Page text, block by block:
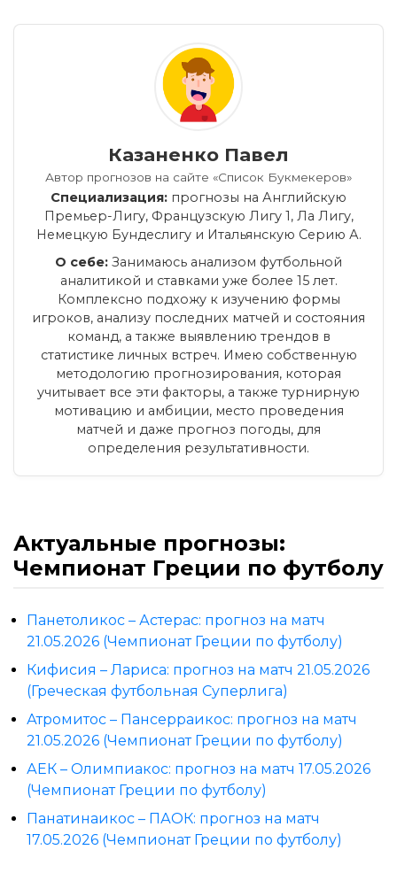
Казаненко Павел
Автор прогнозов на сайте «Список Букмекеров»
Специализация: прогнозы на Английскую
Премьер-Лигу, Французскую Лигу 1, Ла Лигу,
Немецкую Бундеслигу и Итальянскую Серию А.
О себе: Занимаюсь анализом футбольной
аналитикой и ставками уже более 15 лет.
Комплексно подхожу к изучению формы
игроков, анализу последних матчей и состояния
команд, а также выявлению трендов в
статистике личных встреч. Имею собственную
методологию прогнозирования, которая
учитывает все эти факторы, а также турнирную
мотивацию и амбиции, место проведения
матчей и даже прогноз погоды, для
определения результативности.
Актуальные прогнозы:
Чемпионат Греции по футболу
Панетоликос – Астерас: прогноз на матч
21.05.2026 (Чемпионат Греции по футболу)
Кифисия – Лариса: прогноз на матч 21.05.2026
(Греческая футбольная Суперлига)
Атромитос – Пансерраикос: прогноз на матч
21.05.2026 (Чемпионат Греции по футболу)
АЕК – Олимпиакос: прогноз на матч 17.05.2026
(Чемпионат Греции по футболу)
Панатинаикос – ПАОК: прогноз на матч
17.05.2026 (Чемпионат Греции по футболу)